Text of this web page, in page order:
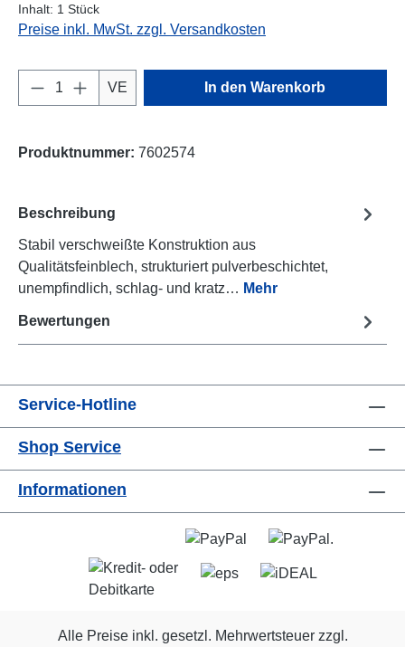
Inhalt: 1 Stück
Preise inkl. MwSt. zzgl. Versandkosten
Produkt Anzahl: Gib den gewünschten
VE In den Warenkorb
Produktnummer: 7602574
Beschreibung
Stabil verschweißte Konstruktion aus
Qualitätsfeinblech, strukturiert pulverbeschichtet,
unempfindlich, schlag- und kratz… Mehr
Bewertungen
Service-Hotline
Shop Service
Informationen
Alle Preise inkl. gesetzl. Mehrwertsteuer zzgl.